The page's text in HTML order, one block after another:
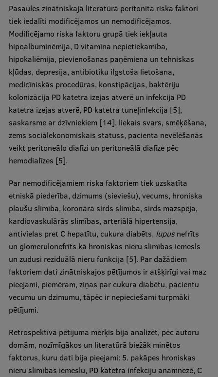
Pasaules zinātniskajā literatūrā peritonīta riska faktori
tiek iedalīti modificējamos un nemodificējamos.
Modificējamo riska faktoru grupā tiek iekļauta
hipoalbuminēmija, D vitamīna nepietiekamība,
hipokaliēmija, pievienošanas paņēmiena un tehniskas
kļūdas, depresija, antibiotiku ilgstoša lietošana,
medicīniskās procedūras, konstipācijas, baktēriju
kolonizācija PD katetra izejas atverē un infekcija PD
katetra izejas atverē, PD katetra tuneļinfekcija [5],
saskarsme ar dzīvniekiem [14], liekais svars, smēķēšana,
zems sociālekonomiskais statuss, pacienta nevēlēšanās
veikt peritoneālo dialīzi un peritoneālā dialīze pēc
hemodialīzes [5].
Par nemodificējamiem riska faktoriem tiek uzskatīta
etniskā piederība, dzimums (sieviešu), vecums, hroniska
plaušu slimība, koronārā sirds slimība, sirds mazspēja,
kardiovaskulārās slimības, arteriālā hipertensija,
antivielas pret C hepatītu, cukura diabēts, lupusnefrīts
un glomerulonefrīts kā hroniskas nieru slimības iemesls
un zudusi reziduālā nieru funkcija [5]. Par dažādiem
faktoriem dati zinātniskajos pētījumos ir atšķirīgi vai maz
pieejami, piemēram, ziņas par cukura diabētu, pacientu
vecumu un dzimumu, tāpēc ir nepieciešami turpmāki
pētījumi.
Retrospektīvā pētījuma mērķis bija analizēt, pēc autoru
domām, nozīmīgākos un literatūrā biežāk minētos
faktorus, kuru dati bija pieejami: 5. pakāpes hroniskas
nieru slimības iemeslu, PD katetra infekciju anamnēzē, C